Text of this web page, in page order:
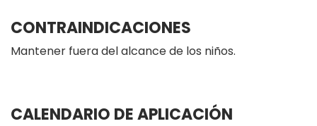
CONTRAINDICACIONES
Mantener fuera del alcance de los niños.
CALENDARIO DE APLICACIÓN